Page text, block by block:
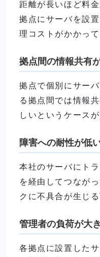
距離が長いほど料
拠点にサーバを設
理コストがかかって
拠点間の情報共有
拠点で個別にサー
る拠点間では情報
しいというケース
障害への耐性が低
本社のサーバにト
を経由してつなが
クに不具合が生じ
管理者の負荷が大
各拠点に設置した